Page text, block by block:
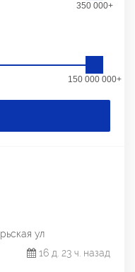
350 000+
150 000 000+
ул
16 д. 23 ч. назад